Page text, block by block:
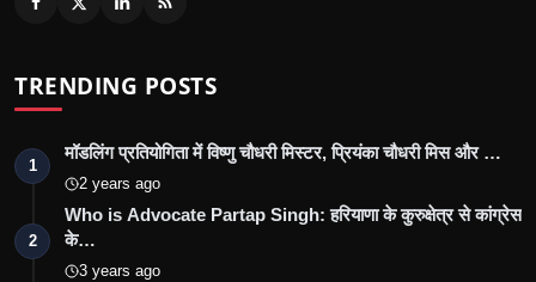
TRENDING POSTS
1
मॉडलिंग प्रतियोगिता में विष्णु चौधरी मिस्टर, प्रियंका चौधरी मिस और …
2 years ago
2
Who is Advocate Partap Singh: हरियाणा के कुरुक्षेत्र से कांग्रेस
के…
3 years ago